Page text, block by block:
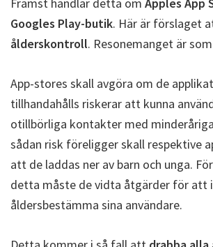
Googles Play-butik. Här är förslaget
ålderskontroll. Resonemanget är
App-stores skall avgöra om de
tillhandahålls riskerar att kunna
otillbörliga kontakter med
sådan risk föreligger skall respektive
att de laddas ner av barn och unga.
detta måste de vidta åtgärder för att
åldersbestämma sina användare.